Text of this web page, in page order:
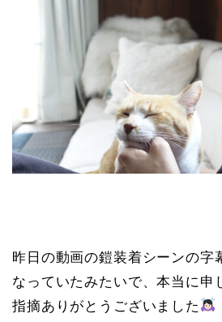
昨日の動画の鎧装着シーンの字
なっていたみたいで、本当に申
指摘ありがとうございました